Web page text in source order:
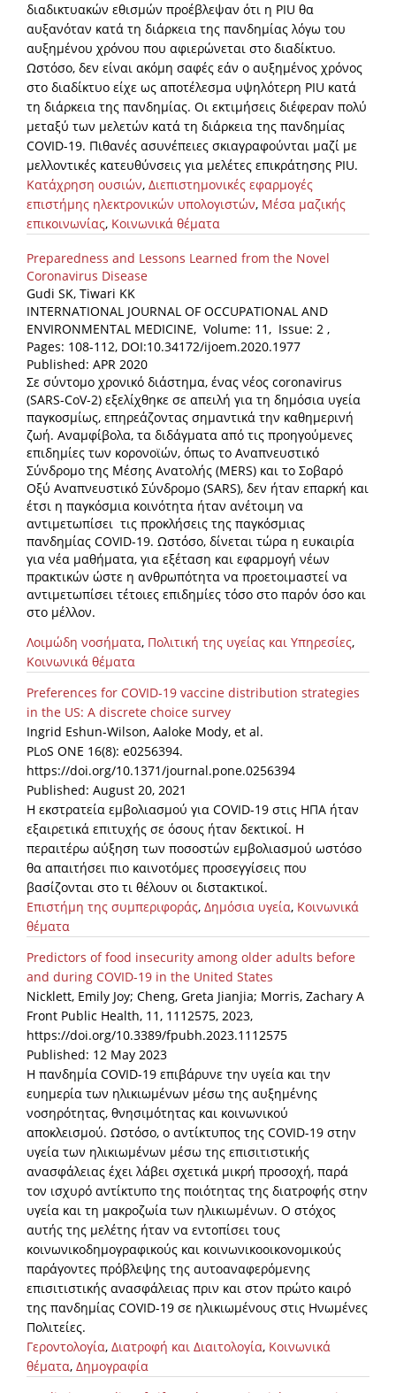
Helpdesks
Telephone & email Directory
Access to EKT
διαδικτυακών εθισμών προέβλεψαν ότι η PIU θα
αυξανόταν κατά τη διάρκεια της πανδημίας λόγω του
αυξημένου χρόνου που αφιερώνεται στο διαδίκτυο.
Ωστόσο, δεν είναι ακόμη σαφές εάν ο αυξημένος χρόνος
στο διαδίκτυο είχε ως αποτέλεσμα υψηλότερη PIU κατά
τη διάρκεια της πανδημίας. Οι εκτιμήσεις διέφεραν πολύ
μεταξύ των μελετών κατά τη διάρκεια της πανδημίας
COVID-19. Πιθανές ασυνέπειες σκιαγραφούνται μαζί με
μελλοντικές κατευθύνσεις για μελέτες επικράτησης PIU.
Κατάχρηση ουσιών, Διεπιστημονικές εφαρμογές
επιστήμης ηλεκτρονικών υπολογιστών, Μέσα μαζικής
επικοινωνίας, Κοινωνικά θέματα
Preparedness and Lessons Learned from the Novel
Coronavirus Disease
Gudi SK, Tiwari KK
INTERNATIONAL JOURNAL OF OCCUPATIONAL AND
ENVIRONMENTAL MEDICINE, Volume: 11, Issue: 2 ,
Pages: 108-112, DOI:10.34172/ijoem.2020.1977
Published: APR 2020
Σε σύντομο χρονικό διάστημα, ένας νέος coronavirus
(SARS-CoV-2) εξελίχθηκε σε απειλή για τη δημόσια υγεία
παγκοσμίως, επηρεάζοντας σημαντικά την καθημερινή
ζωή. Αναμφίβολα, τα διδάγματα από τις προηγούμενες
επιδημίες των κορονοϊών, όπως το Αναπνευστικό
Σύνδρομο της Μέσης Ανατολής (MERS) και το Σοβαρό
Οξύ Αναπνευστικό Σύνδρομο (SARS), δεν ήταν επαρκή και
έτσι η παγκόσμια κοινότητα ήταν ανέτοιμη να
αντιμετωπίσει τις προκλήσεις της παγκόσμιας
πανδημίας COVID-19. Ωστόσο, δίνεται τώρα η ευκαιρία
για νέα μαθήματα, για εξέταση και εφαρμογή νέων
πρακτικών ώστε η ανθρωπότητα να προετοιμαστεί να
αντιμετωπίσει τέτοιες επιδημίες τόσο στο παρόν όσο και
στο μέλλον.
Λοιμώδη νοσήματα, Πολιτική της υγείας και Υπηρεσίες,
Κοινωνικά θέματα
Preferences for COVID-19 vaccine distribution strategies
in the US: A discrete choice survey
Ingrid Eshun-Wilson, Aaloke Mody, et al.
PLoS ONE 16(8): e0256394.
https://doi.org/10.1371/journal.pone.0256394
Published: August 20, 2021
Η εκστρατεία εμβολιασμού για COVID-19 στις ΗΠΑ ήταν
εξαιρετικά επιτυχής σε όσους ήταν δεκτικοί. Η
περαιτέρω αύξηση των ποσοστών εμβολιασμού ωστόσο
θα απαιτήσει πιο καινοτόμες προσεγγίσεις που
βασίζονται στο τι θέλουν οι διστακτικοί.
Επιστήμη της συμπεριφοράς, Δημόσια υγεία, Κοινωνικά
θέματα
Predictors of food insecurity among older adults before
and during COVID-19 in the United States
Nicklett, Emily Joy; Cheng, Greta Jianjia; Morris, Zachary A
Front Public Health, 11, 1112575, 2023,
https://doi.org/10.3389/fpubh.2023.1112575
Published: 12 May 2023
Η πανδημία COVID-19 επιβάρυνε την υγεία και την
ευημερία των ηλικιωμένων μέσω της αυξημένης
νοσηρότητας, θνησιμότητας και κοινωνικού
αποκλεισμού. Ωστόσο, ο αντίκτυπος της COVID-19 στην
υγεία των ηλικιωμένων μέσω της επισιτιστικής
ανασφάλειας έχει λάβει σχετικά μικρή προσοχή, παρά
τον ισχυρό αντίκτυπο της ποιότητας της διατροφής στην
υγεία και τη μακροζωία των ηλικιωμένων. Ο στόχος
αυτής της μελέτης ήταν να εντοπίσει τους
κοινωνικοδημογραφικούς και κοινωνικοοικονομικούς
παράγοντες πρόβλεψης της αυτοαναφερόμενης
επισιτιστικής ανασφάλειας πριν και στον πρώτο καιρό
της πανδημίας COVID-19 σε ηλικιωμένους στις Ηνωμένες
Πολιτείες.
Γεροντολογία, Διατροφή και Διαιτολογία, Κοινωνικά
θέματα, Δημογραφία